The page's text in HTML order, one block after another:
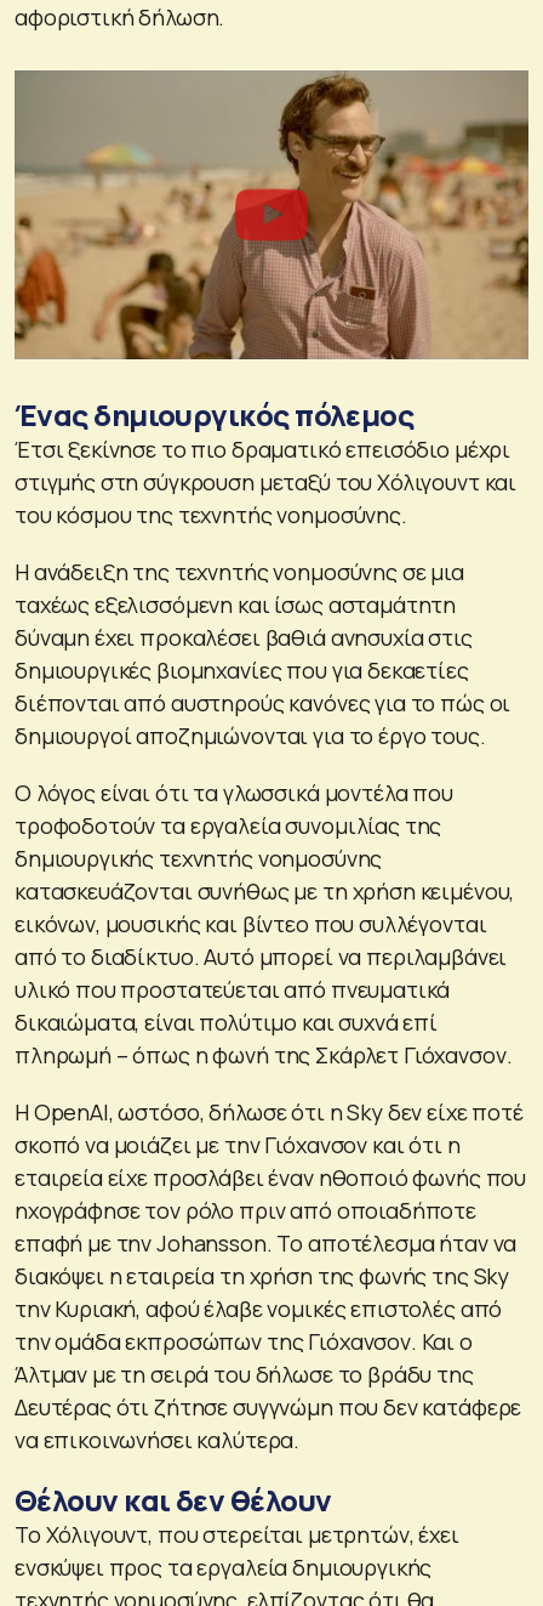
αφοριστική δήλωση.
Ένας δημιουργικός πόλεμος
Έτσι ξεκίνησε το πιο δραματικό επεισόδιο μέχρι
στιγμής στη σύγκρουση μεταξύ του Χόλιγουντ και
του κόσμου της τεχνητής νοημοσύνης.
Η ανάδειξη της τεχνητής νοημοσύνης σε μια
ταχέως εξελισσόμενη και ίσως ασταμάτητη
δύναμη έχει προκαλέσει βαθιά ανησυχία στις
δημιουργικές βιομηχανίες που για δεκαετίες
διέπονται από αυστηρούς κανόνες για το πώς οι
δημιουργοί αποζημιώνονται για το έργο τους.
Ο λόγος είναι ότι τα γλωσσικά μοντέλα που
τροφοδοτούν τα εργαλεία συνομιλίας της
δημιουργικής τεχνητής νοημοσύνης
κατασκευάζονται συνήθως με τη χρήση κειμένου,
εικόνων, μουσικής και βίντεο που συλλέγονται
από το διαδίκτυο. Αυτό μπορεί να περιλαμβάνει
υλικό που προστατεύεται από πνευματικά
δικαιώματα, είναι πολύτιμο και συχνά επί
πληρωμή – όπως η φωνή της Σκάρλετ Γιόχανσον.
Η OpenAI, ωστόσο, δήλωσε ότι η Sky δεν είχε ποτέ
σκοπό να μοιάζει με την Γιόχανσον και ότι η
εταιρεία είχε προσλάβει έναν ηθοποιό φωνής που
ηχογράφησε τον ρόλο πριν από οποιαδήποτε
επαφή με την Johansson. Το αποτέλεσμα ήταν να
διακόψει η εταιρεία τη χρήση της φωνής της Sky
την Κυριακή, αφού έλαβε νομικές επιστολές από
την ομάδα εκπροσώπων της Γιόχανσον. Και ο
Άλτμαν με τη σειρά του δήλωσε το βράδυ της
Δευτέρας ότι ζήτησε συγγνώμη που δεν κατάφερε
να επικοινωνήσει καλύτερα.
Θέλουν και δεν θέλουν
Το Χόλιγουντ, που στερείται μετρητών, έχει
ενσκύψει προς τα εργαλεία δημιουργικής